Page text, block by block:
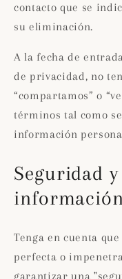
contacto que se
su eliminación.
A la fecha de
de privacidad, no
“compartamos” o
términos tal como
información
Seguridad
Tenga en cuenta
perfecta o
garantizar una